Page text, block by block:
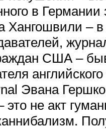
в Германии
Хангошвили –
США –
Эвана
не акт